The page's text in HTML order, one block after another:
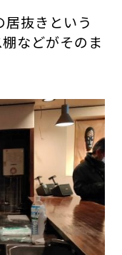
抜きという
などがそのま